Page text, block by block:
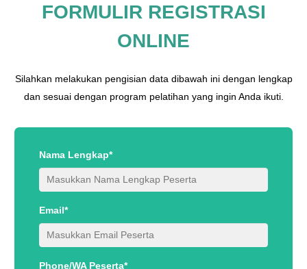
FORMULIR REGISTRASI
ONLINE
Silahkan melakukan pengisian data dibawah ini dengan lengkap
dan sesuai dengan program pelatihan yang ingin Anda ikuti.
Nama Lengkap*
Email*
Phone/WA Peserta*